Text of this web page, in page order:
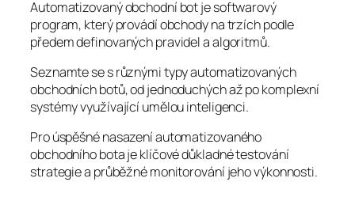
Automatizovaný obchodní bot je softwarový
program, který provádí obchody na trzích podle
předem definovaných pravidel a algoritmů.
Seznamte se s různými typy automatizovaných
obchodních botů, od jednoduchých až po komplexní
systémy využívající umělou inteligenci.
Pro úspěšné nasazení automatizovaného
obchodního bota je klíčové důkladné testování
strategie a průběžné monitorování jeho výkonnosti.